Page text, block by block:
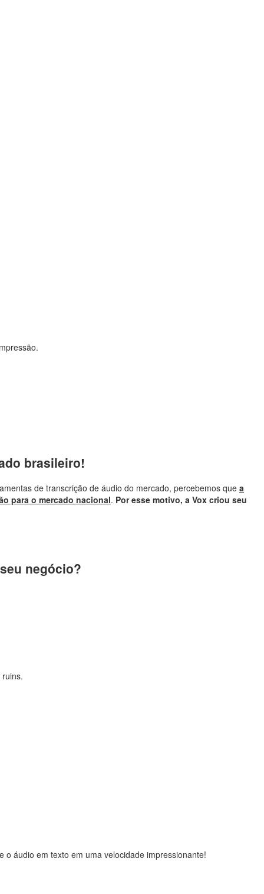
brasileiro!
de transcrição de áudio do mercado, percebemos que a
para o mercado nacional. Por esse motivo, a Vox criou seu
negócio?
áudio em texto em uma velocidade impressionante!